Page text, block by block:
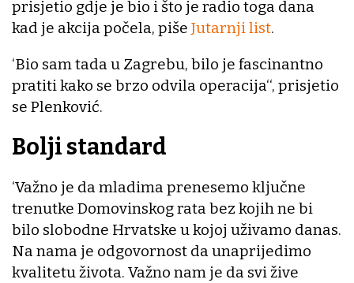
prisjetio gdje je bio i što je radio toga dana
kad je akcija počela, piše Jutarnji list.
‘Bio sam tada u Zagrebu, bilo je fascinantno
pratiti kako se brzo odvila operacija‘‘, prisjetio
se Plenković.
Bolji standard
‘Važno je da mladima prenesemo ključne
trenutke Domovinskog rata bez kojih ne bi
bilo slobodne Hrvatske u kojoj uživamo danas.
Na nama je odgovornost da unaprijedimo
kvalitetu života. Važno nam je da svi žive